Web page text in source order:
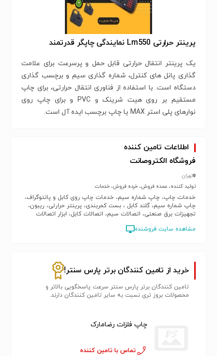
پرینتر حرارتی Lm550 نمایندگی چاپگر قدرتمند
یک پرینتر انتقال حرارتی قابل حمل و پرسرعت برای علامت
گذاری پانل های کنترل، شماره گذاری سیم و برچسب گذاری
دستگاه است. با استفاده از فناوری انتقال حرارتی، برای چاپ
مستقیم بر روی هیت شرینک و PVC و برای چاپ روی
نوارهای پلی استر MAX یا چاپ برچسب ایده آل است.
اطلاعات تامین کننده
فروشگاه الکتروصانت
تهران
تولید کننده، عمده فروش، خرده فروش، خدمات
خدمات چاپ، چاپ شماره سیم، خدمات چاپ روی کابل و پانتوگراف،
چاپ شماره سیم، گلند کابل ، بست کمربندی، پرینتر حرارتی، ریبون،
تجهیزات برق صنعتی، اتصالات سیم، اتصالات کابل، ابزار اتصالات
مشاهده سایت فروشنده
خرید از تامین کنندگان برتر پارس سنتر!
تامین کنندگان برتر پارس سنتر سرعت پاسخگویی بالاتر و
محصولات بروز تری نسبت به سایر تامین کنندگان دارند.
چاپ فلزات رضامارک
تماس با تامین کننده